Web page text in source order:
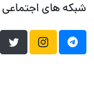
شبکه های اجتماعی